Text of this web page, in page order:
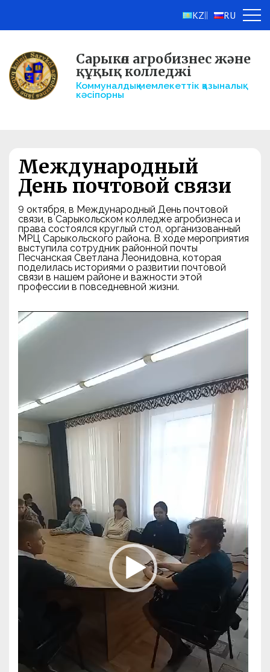
KZ RU
Сарыкөл агробизнес және
құқық колледжі
Коммуналдық мемлекеттік қазыналық
кәсіпорны
Международный
День почтовой связи
9 октября, в Международный День почтовой
связи, в Сарыкольском колледже агробизнеса и
права состоялся круглый стол, организованный
МРЦ Сарыкольского района. В ходе мероприятия
выступила сотрудник районной почты
Песчанская Светлана Леонидовна, которая
поделилась историями о развитии почтовой
связи в нашем районе и важности этой
профессии в повседневной жизни.
Видеоплеер